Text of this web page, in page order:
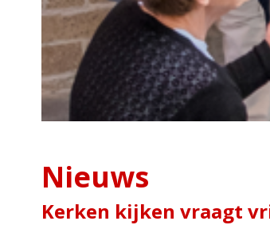
Nieuws
Kerken kijken vraagt